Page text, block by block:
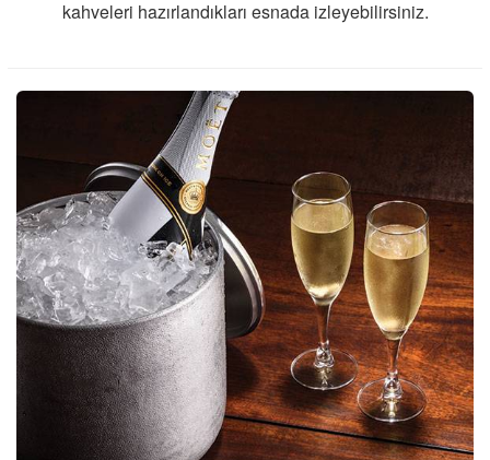
kahveleri hazırlandıkları esnada izleyebilirsiniz.